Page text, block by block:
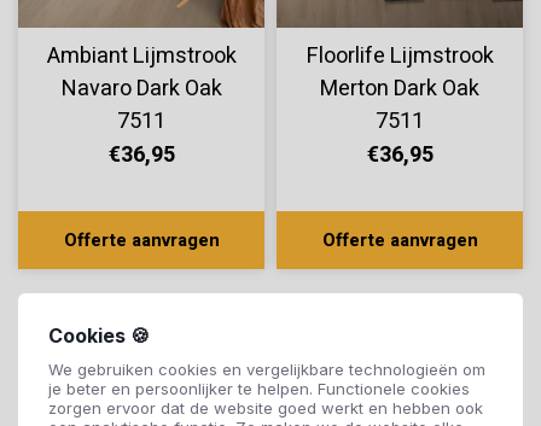
Cookies 🍪
We gebruiken cookies en vergelijkbare technologieën om
je beter en persoonlijker te helpen. Functionele cookies
zorgen ervoor dat de website goed werkt en hebben ook
Ambiant Lijmstrook
Navaro Dark Oak
7511
€36,95
Offerte aanvragen
Floorlife Lijmstrook
Merton Dark Oak
7511
€36,95
Offerte aanvragen